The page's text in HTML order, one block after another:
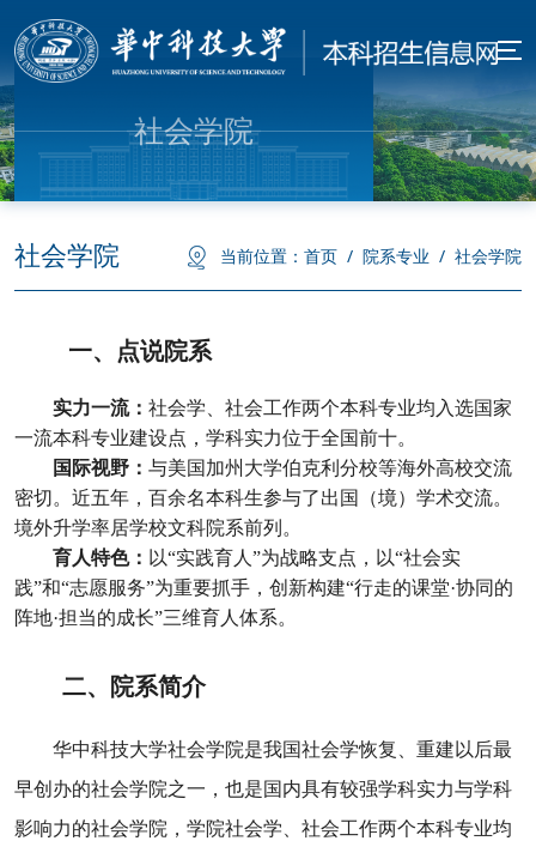
社会学院
社会学院 当前位置： 首页 / 院系专业 / 社会学院
一、 点说院系
实力一流： 社会学、社会工作两个本科专业均入选国家
一流本科专业建设点，学科实力位于全国前十。
国际视野 ： 与美国加州大学伯克利分校等海外高校交流
密切。近五年，百余名本科生参与了出国（境）学术交流。
境外升学率居学校文科院系前列。
育人特色： 以“实践育人 ”为战略支点，以“社会实
践”和“志愿服务”为重要抓手，创新构建“行走的课堂·协同的
阵地·担当的成长”三维育人体系。
二、 院系简介
华中科技大学社会学院是我国社会学恢复、重建以后最
早创办的社会学院之一，也是国内具有较强学科实力与学科
影响力的社会学院，学院社会学、社会工作两个本科专业均